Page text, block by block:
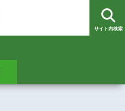
サイト内検索